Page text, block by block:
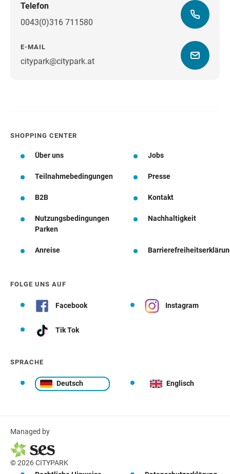
Telefon
0043(0)316 711580
E-MAIL
citypark@citypark.atWegbeschreibung
SHOPPING CENTER
Über uns Jobs
Teilnahmebedingungen Presse
B2B Kontakt
Nutzungsbedingungen
Parken
Nachhaltigkeit
Anreise
FOLGE UNS AUF
Facebook Instagram
Tik Tok
SPRACHE
Deutsch Englisch
Managed by
© 2026 CITYPARK